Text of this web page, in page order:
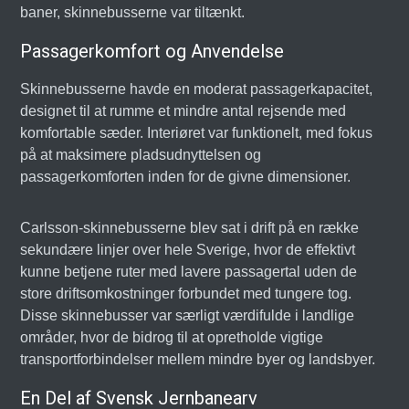
baner, skinnebusserne var tiltænkt.
Passagerkomfort og Anvendelse
Skinnebusserne havde en moderat passagerkapacitet,
designet til at rumme et mindre antal rejsende med
komfortable sæder. Interiøret var funktionelt, med fokus
på at maksimere pladsudnyttelsen og
passagerkomforten inden for de givne dimensioner.
Carlsson-skinnebusserne blev sat i drift på en række
sekundære linjer over hele Sverige, hvor de effektivt
kunne betjene ruter med lavere passagertal uden de
store driftsomkostninger forbundet med tungere tog.
Disse skinnebusser var særligt værdifulde i landlige
områder, hvor de bidrog til at opretholde vigtige
transportforbindelser mellem mindre byer og landsbyer.
En Del af Svensk Jernbanearv